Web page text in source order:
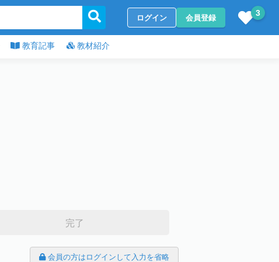
ログイン 会員登録 3
教育記事 教材紹介
完了
会員の方はログインして入力を省略